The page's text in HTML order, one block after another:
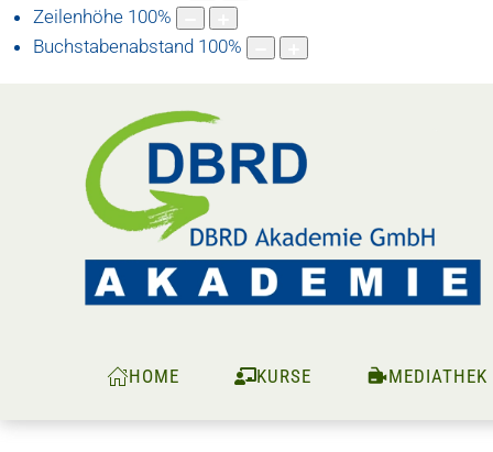
Zeilenhöhe 100%
Buchstabenabstand 100%
HOME KURSE MEDIATHEK